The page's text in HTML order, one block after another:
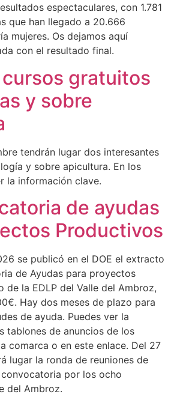
espectaculares, con 1.781
que han llegado a 20.666
mujeres. Os dejamos aquí
con el resultado final.
gratuitos
y sobre
tendrán lugar dos interesantes
y sobre apicultura. En los
la información clave.
de ayudas
Productivos
se publicó en el DOE el extracto
de Ayudas para proyectos
de la EDLP del Valle del Ambroz,
Hay dos meses de plazo para
de ayuda. Puedes ver la
tablones de anuncios de los
comarca o en este enlace. Del 27
lugar la ronda de reuniones de
por los ocho
del Ambroz.